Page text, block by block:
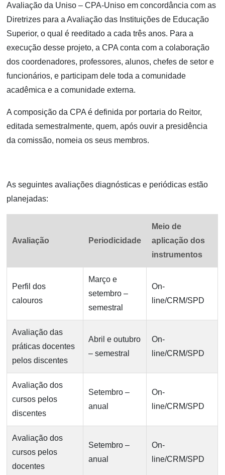
Avaliação da Uniso – CPA-Uniso em concordância com as
Diretrizes para a Avaliação das Instituições de Educação
Superior, o qual é reeditado a cada três anos. Para a
execução desse projeto, a CPA conta com a colaboração
dos coordenadores, professores, alunos, chefes de setor e
funcionários, e participam dele toda a comunidade
acadêmica e a comunidade externa.
A composição da CPA é definida por portaria do Reitor,
editada semestralmente, quem, após ouvir a presidência
da comissão, nomeia os seus membros.
As seguintes avaliações diagnósticas e periódicas estão
planejadas:
Avaliação Periodicidade
Meio de
aplicação dos
instrumentos
Perfil dos
calouros
Março e
setembro –
semestral
On-
line/CRM/SPD
Avaliação das
práticas docentes
pelos discentes
Abril e outubro
– semestral
On-
line/CRM/SPD
Avaliação dos
cursos pelos
discentes
Setembro –
anual
On-
line/CRM/SPD
Avaliação dos
cursos pelos
docentes
Setembro –
anual
On-
line/CRM/SPD